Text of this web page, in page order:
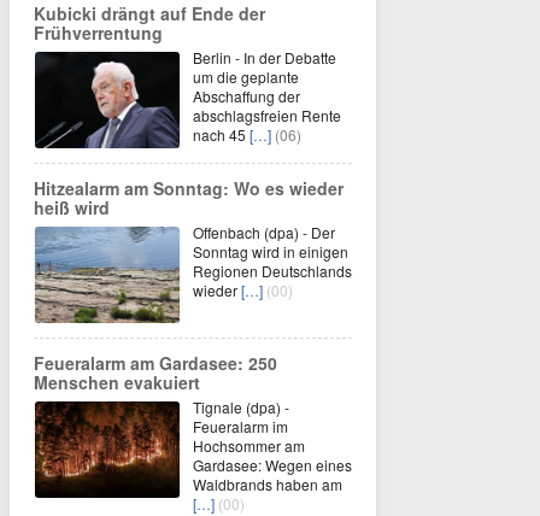
Kubicki drängt auf Ende der
Frühverrentung
Berlin - In der Debatte
um die geplante
Abschaffung der
abschlagsfreien Rente
nach 45 […] (06)
Hitzealarm am Sonntag: Wo es wieder
heiß wird
Offenbach (dpa) - Der
Sonntag wird in einigen
Regionen Deutschlands
wieder[…] (00)
Feueralarm am Gardasee: 250
Menschen evakuiert
Tignale (dpa) -
Feueralarm im
Hochsommer am
Gardasee: Wegen eines
Waldbrands haben am
[…] (00)